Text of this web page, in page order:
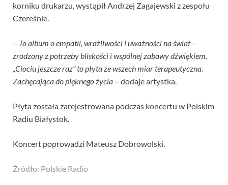
korniku drukarzu, wystąpił Andrzej Zagajewski z zespołu
Czereśnie.
– To album o empatii, wrażliwości i uważności na świat –
zrodzony z potrzeby bliskości i wspólnej zabawy dźwiękiem.
„Ciociu jeszcze raz” to płyta ze wszech miar terapeutyczna.
Zachęcająca do pięknego życia – dodaje artystka.
Płyta została zarejestrowana podczas koncertu w Polskim
Radiu Białystok.
Koncert poprowadzi Mateusz Dobrowolski.
Źródło: Polskie Radio